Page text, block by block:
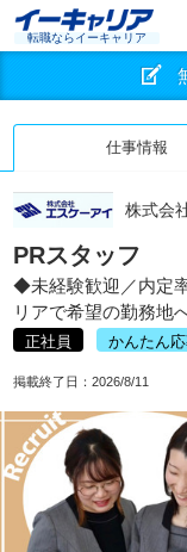
転職ならイーキャリア
仕事情報
株式会
PRスタッフ
◆未経験歓迎／内定
リアで希望の勤務地
正社員 かんたん
掲載終了日： 2026/8/11